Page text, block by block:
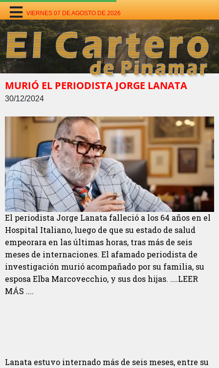
VIERNES 07 DE AGOSTO DE 2026
MURIÓ EL PERIODISTA JORGE LANATA
30/12/2024
El periodista Jorge Lanata falleció a los 64 años en el
Hospital Italiano, luego de que su estado de salud
empeorara en las últimas horas, tras más de seis
meses de internaciones. El afamado periodista de
investigación murió acompañado por su familia, su
esposa Elba Marcovecchio, y sus dos hijas. ....LEER
MÁS ....
Lanata estuvo internado más de seis meses, entre su